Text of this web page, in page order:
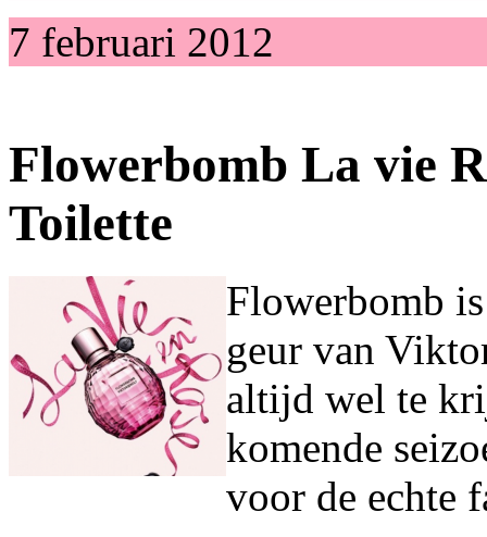
7 februari 2012
Flowerbomb La vie
Toilette
Flowerbomb
geur van
altijd wel te
komende
voor de echte